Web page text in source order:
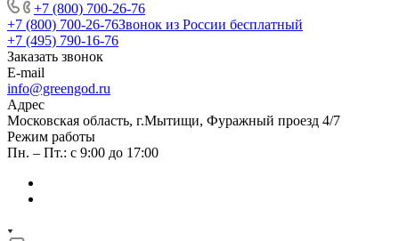
+7 (800) 700-26-76
+7 (800) 700-26-76Звонок из России бесплатный
+7 (495) 790-16-76
Заказать звонок
E-mail
info@greengod.ru
Адрес
Московская область, г.Мытищи, Фуражный проезд 4/7
Режим работы
Пн. – Пт.: с 9:00 до 17:00